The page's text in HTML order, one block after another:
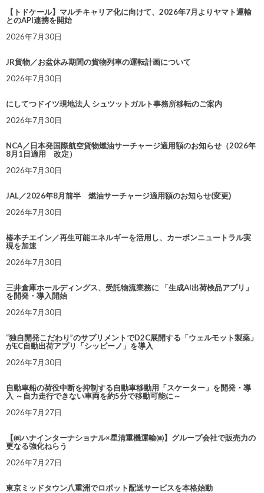
【トドケール】マルチキャリア化に向けて、2026年7月よりヤマト運輸
とのAPI連携を開始
2026年7月30日
JR貨物／お盆休み期間の貨物列車の運転計画について
2026年7月30日
にしてつドイツ現地法人 シュツットガルト事務所移転のご案内
2026年7月30日
NCA／日本発国際航空貨物燃油サーチャージ適用額のお知らせ（2026年
8月1日適用 改定）
2026年7月30日
JAL／2026年8月前半 燃油サーチャージ適用額のお知らせ(変更)
2026年7月30日
椿本チエイン／再生可能エネルギーを活用し、カーボンニュートラル実
現を加速
2026年7月30日
三井倉庫ホールディングス、受託物流業務に 「生成AI出荷検品アプリ」
を開発・導入開始
2026年7月30日
“独自開発こだわり”のサプリメントでD2C展開する「ウェルモット製薬」
がEC自動出荷アプリ「シッピーノ」を導入
2026年7月30日
自動車船の荷役中断を抑制する自動車移動用「スケーター」を開発・導
入 ～自力走行できない車両を約5分で移動可能に～
2026年7月27日
【㈱ハナインターナショナル×星清重機運輸㈱】グループ会社で販売力の
更なる強化ねらう
2026年7月27日
東京ミッドタウン八重洲でロボット配送サービスを本格始動